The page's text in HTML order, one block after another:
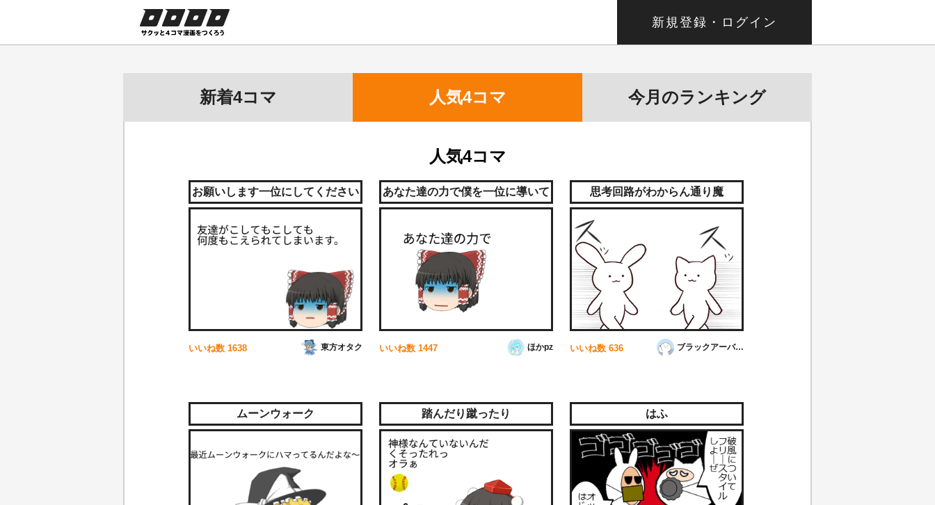
ロロロロ
サクッと４コマ
新規登録・ログイン
新着4コマ 人気4コマ 今月のランキング
人気4コマ
お願いします一位にしてください
いいね数 1638 東方オタク
あなた達の力で僕を一位に導いて
ください
いいね数 1447 ほかpz
思考回路がわからん通り魔
いいね数 636 ブラックアーバンNR @中指教
ムーンウォーク 踏んだり蹴ったり はふ